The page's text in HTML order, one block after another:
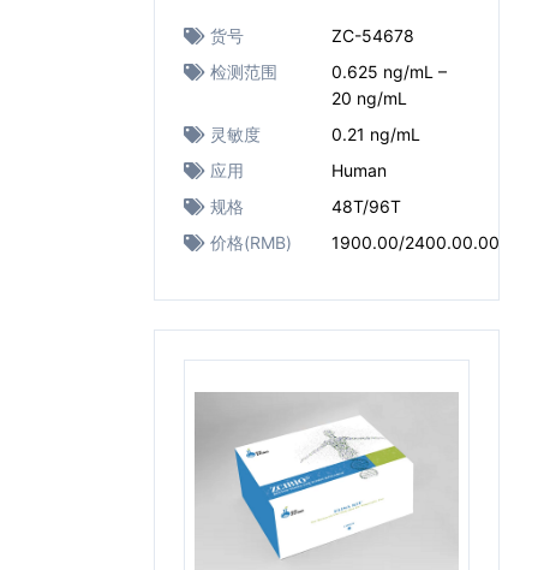
货号
ZC-54678
检测范围
0.625 ng/mL –
20 ng/mL
灵敏度
0.21 ng/mL
应用
Human
规格
48T/96T
价格(RMB)
1900.00/2400.00.00